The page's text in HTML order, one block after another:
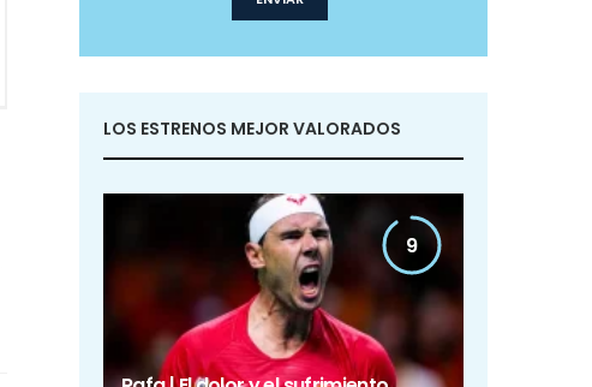
LOS ESTRENOS MEJOR VALORADOS
9